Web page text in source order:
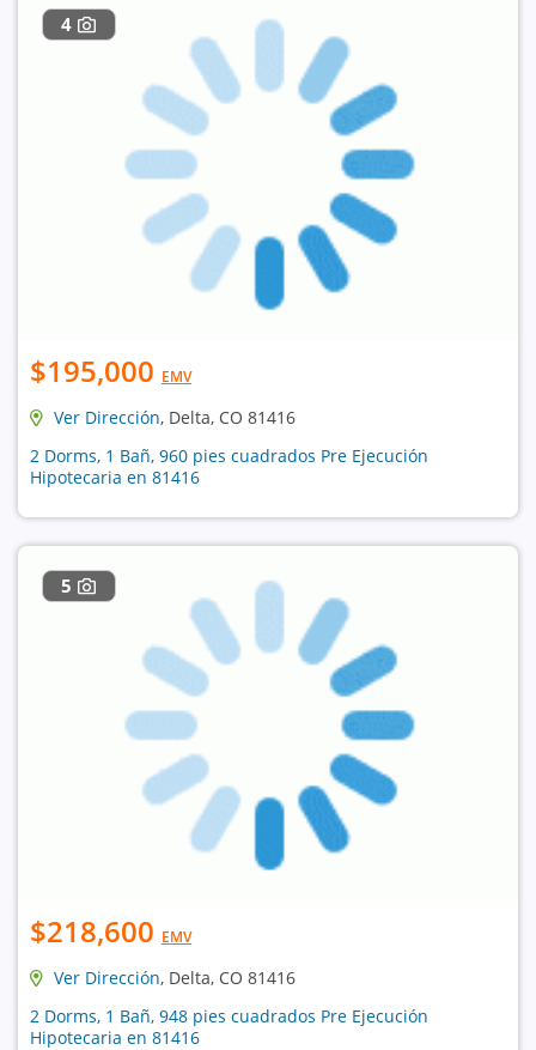
4
$195,000 EMV
Ver Dirección, Delta, CO 81416
2 Dorms, 1 Bañ, 960 pies cuadrados Pre Ejecución
Hipotecaria en 81416
5
$218,600 EMV
Ver Dirección, Delta, CO 81416
2 Dorms, 1 Bañ, 948 pies cuadrados Pre Ejecución
Hipotecaria en 81416